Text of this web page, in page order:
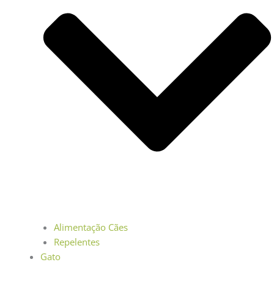
Alimentação Cães
Repelentes
Gato